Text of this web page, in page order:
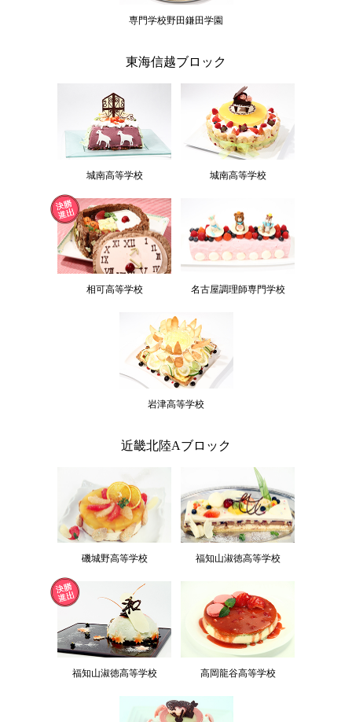
専門学校野田鎌田学園
東海信越ブロック
城南高等学校 城南高等学校
相可高等学校 名古屋調理師専門学校
岩津高等学校
近畿北陸Aブロック
磯城野高等学校 福知山淑徳高等学校
福知山淑徳高等学校 高岡龍谷高等学校